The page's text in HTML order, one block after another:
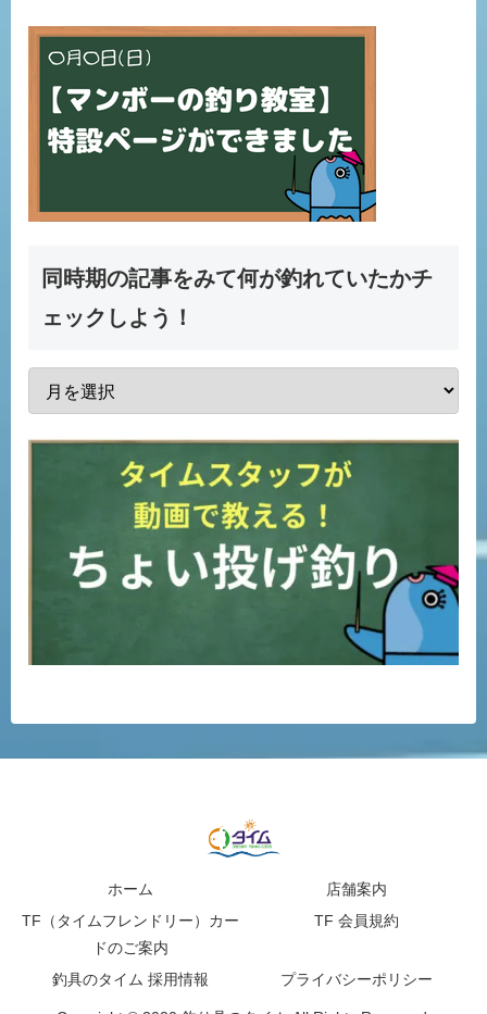
同時期の記事をみて何が釣れていたかチ
ェックしよう！
ホーム
店舗案内
TF（タイムフレンドリー）カー
ドのご案内
TF 会員規約
釣具のタイム 採用情報 プライバシーポリシー